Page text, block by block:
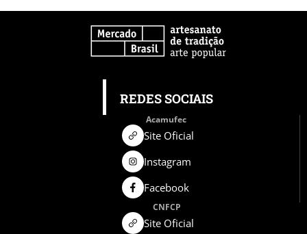
REDES SOCIAIS
Acamufec
Site Oficial
Instagram
Facebook
CNFCP
Site Oficial